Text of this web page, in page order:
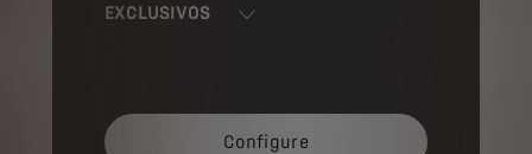
EXCLUSIVOS
Configure